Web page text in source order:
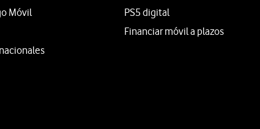
Móvil
PS5 digital
Financiar móvil a plazos